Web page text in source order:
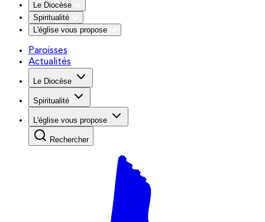
Le Diocèse
Spiritualité
L'église vous propose
Paroisses
Actualités
Le Diocèse
Spiritualité
L'église vous propose
Rechercher